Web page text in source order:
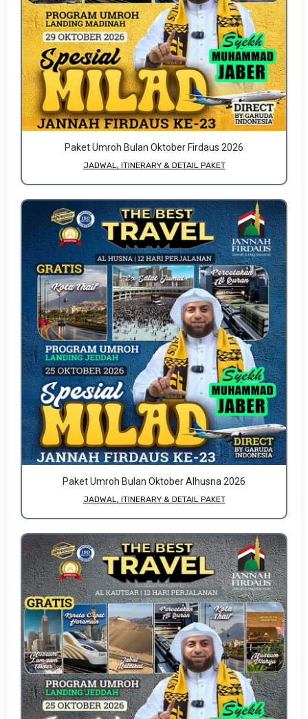
Paket Umroh Bulan Oktober Firdaus 2026
JADWAL, ITINERARY & DETAIL PAKET
Paket Umroh Bulan Oktober Alhusna 2026
JADWAL, ITINERARY & DETAIL PAKET